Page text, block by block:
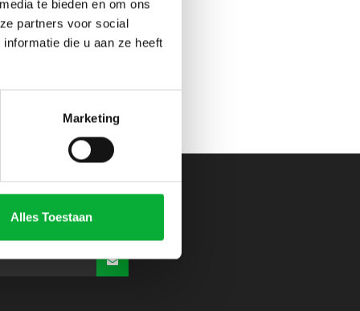
te bieden en om ons
partners voor social
die u aan ze heeft
Marketing
Alles Toestaan